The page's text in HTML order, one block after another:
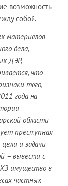
возможность
собой.
материалов
дела,
ДЭР,
что
того,
года на
области
преступная
цели и задачи
– вывести с
имущество в
частных